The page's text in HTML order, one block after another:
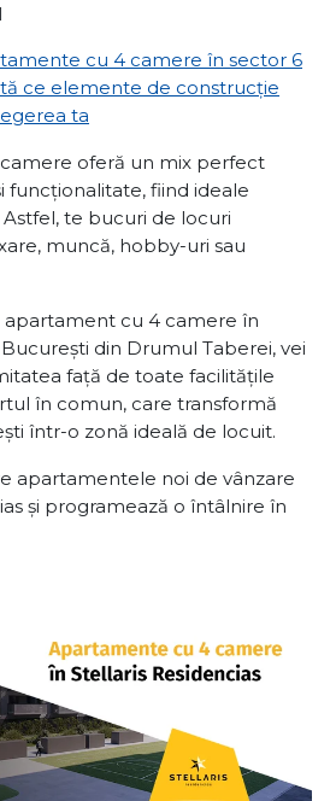
cu 4 camere în sector 6
ce elemente de construcție
ta
oferă un mix perfect
funcționalitate, fiind ideale
te bucuri de locuri
muncă, hobby-uri sau
apartament cu 4 camere în
din Drumul Taberei, vei
față de toate facilitățile
în comun, care transformă
într-o zonă ideală de locuit.
apartamentele noi de vânzare
și programează o întâlnire în